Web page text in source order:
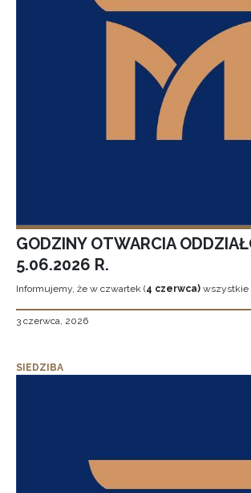
GODZINY OTWARCIA
5.06.2026 R.
Informujemy, że w czwartek (4 czerwca) wszystkie
3 czerwca, 2026
SIEDZIBA